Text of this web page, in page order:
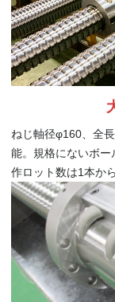
ねじ軸径φ160、全
能。規格にないボ
作ロット数は1本か